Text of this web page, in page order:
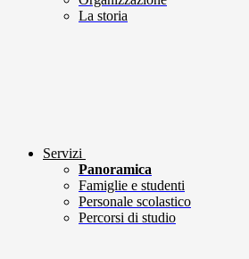
La storia
Servizi
Panoramica
Famiglie e studenti
Personale scolastico
Percorsi di studio